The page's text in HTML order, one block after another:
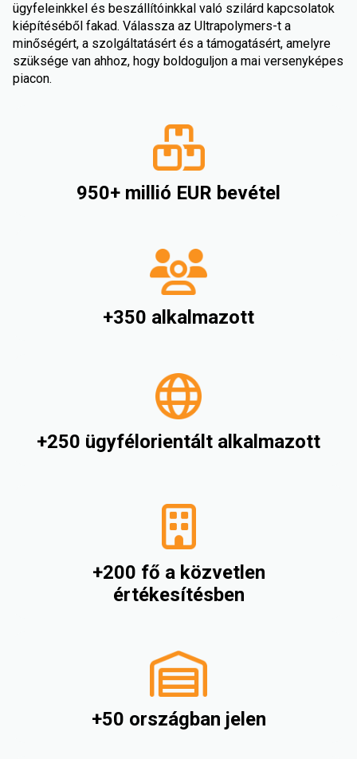
ügyfeleinkkel és beszállítóinkkal való szilárd kapcsolatok
kiépítéséből fakad. Válassza az Ultrapolymers-t a
minőségért, a szolgáltatásért és a támogatásért, amelyre
szüksége van ahhoz, hogy boldoguljon a mai versenyképes
piacon.
950+ millió EUR bevétel
+350 alkalmazott
+250 ügyfélorientált alkalmazott
+200 fő a közvetlen
értékesítésben
+50 országban jelen